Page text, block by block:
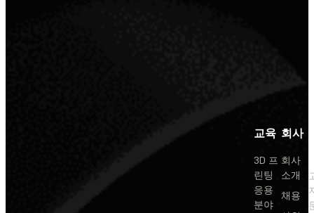
교육
3D 프
린팅
응용
분야
회사
회사
소개
채용